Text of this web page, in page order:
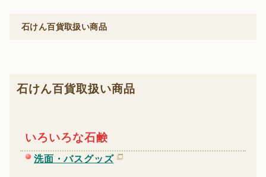
石けん百貨取扱い商品
石けん百貨取扱い商品
いろいろな石鹸
洗面・バスグッズ